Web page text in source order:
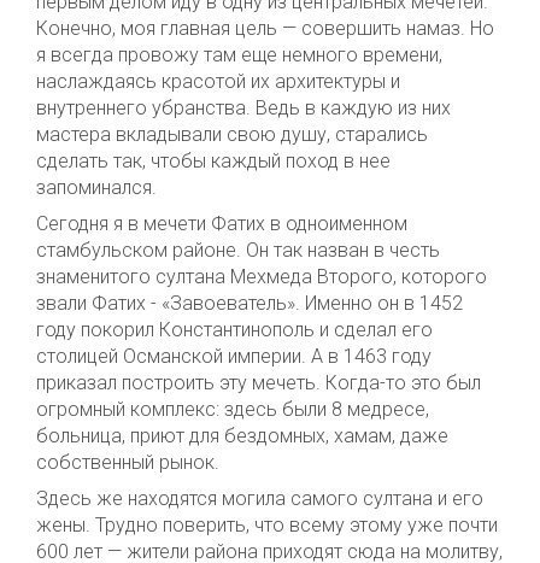
Конечно, моя главная цель — совершить намаз. Но
я всегда провожу там еще немного времени,
наслаждаясь красотой их архитектуры и
внутреннего убранства. Ведь в каждую из них
мастера вкладывали свою душу, старались
сделать так, чтобы каждый поход в нее
запоминался.
Сегодня я в мечети Фатих в одноименном
стамбульском районе. Он так назван в честь
знаменитого султана Мехмеда Второго, которого
звали Фатих - «Завоеватель». Именно он в 1452
году покорил Константинополь и сделал его
столицей Османской империи. А в 1463 году
приказал построить эту мечеть. Когда-то это был
огромный комплекс: здесь были 8 медресе,
больница, приют для бездомных, хамам, даже
собственный рынок.
Здесь же находятся могила самого султана и его
жены. Трудно поверить, что всему этому уже почти
600 лет — жители района приходят сюда на молитву,